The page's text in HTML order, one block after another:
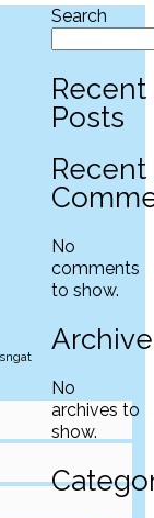
Search
Recent
Posts
Recent
No
comments
to show.
No
archives to
show.